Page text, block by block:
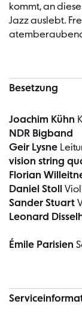
kommt, an
Jazz auslebt.
Besetzung
Joachim Kühn
NDR Bigband
Geir Lysne
vision string
Florian
Daniel Stoll
Sander Stuart
Leonard
Émile Parisien